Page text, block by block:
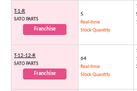
T-1-R
SATO PARTS
Franchise
5
Real-time
Stock Quantity
T-12-12-R
SATO PARTS
Franchise
64
Real-time
Stock Quantity